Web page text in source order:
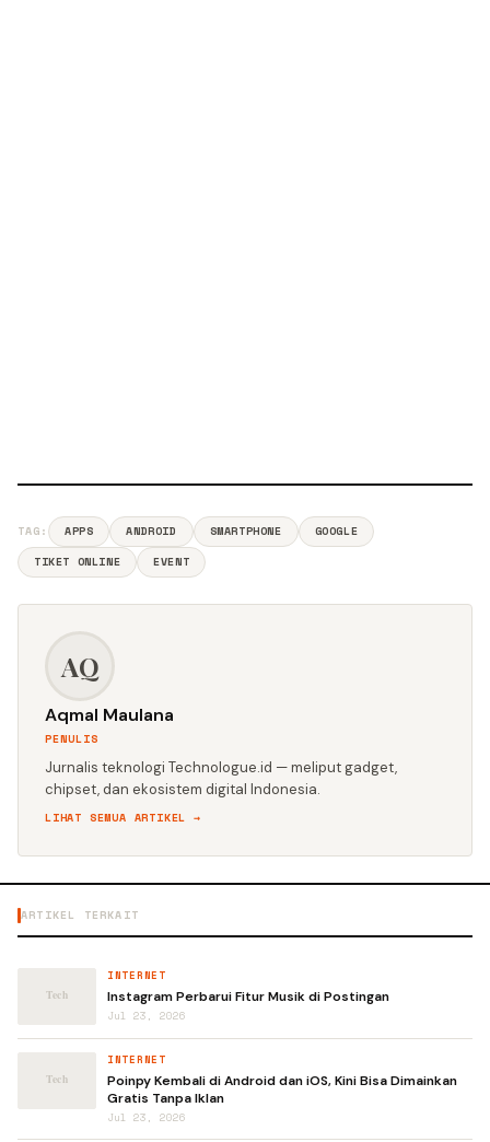
TAG: APPS ANDROID SMARTPHONE
GOOGLE
TIKET ONLINE
EVENT
AQ
Aqmal Maulana
PENULIS
Jurnalis teknologi Technologue.id — meliput gadget,
chipset, dan ekosistem digital Indonesia.
LIHAT SEMUA ARTIKEL →
ARTIKEL TERKAIT
INTERNET
Instagram Perbarui Fitur Musik di Postingan
Jul 23, 2026
INTERNET
Poinpy Kembali di Android dan iOS, Kini Bisa Dimainkan
Gratis Tanpa Iklan
Jul 23, 2026